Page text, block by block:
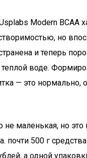
Modern BCAA
но
и теперь
теплой воде.
— это нормально,
не маленькая, но это
почти 500 г
а одной